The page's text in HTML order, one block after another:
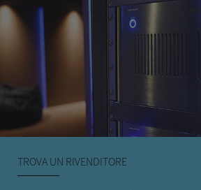
TROVA UN RIVENDITORE